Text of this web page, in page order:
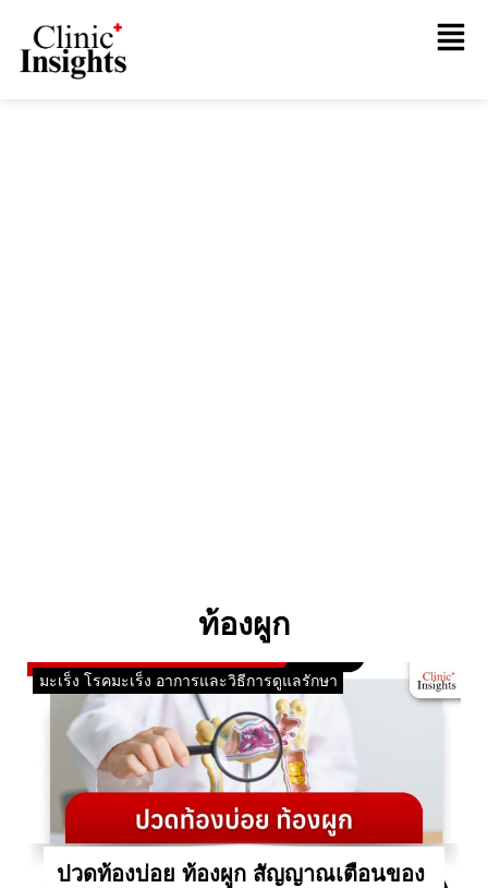
ท้องผูก
มะเร็ง โรคมะเร็ง อาการและวิธีการดูแลรักษา
ปวดท้องบ่อย ท้องผูก สัญญาณเตือนของ